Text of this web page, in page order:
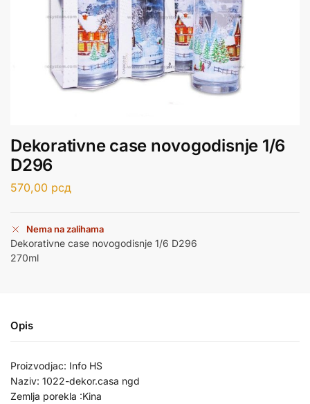
Dekorativne case novogodisnje 1/6
D296
570,00 рсд
Nema na zalihama
Dekorativne case novogodisnje 1/6 D296
270ml
Opis
Proizvodjac: Info HS
Naziv: 1022-dekor.casa ngd
Zemlja porekla :Kina